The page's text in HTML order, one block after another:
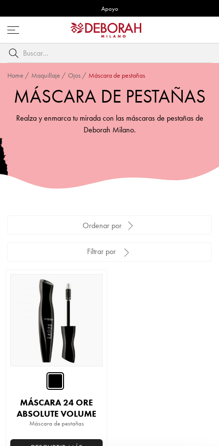
Apoyo
Abre
menú
Buscar
por
palabra
Home / Maquillaje / Ojos/ Máscara de pestañas
MÁSCARA DE PESTAÑAS
Realza y enmarca tu mirada con las máscaras de pestañas de
Deborah Milano.
Ordenar por
Filtrar por
MÁSCARA 24 ORE
ABSOLUTE VOLUME
Máscara de pestañas